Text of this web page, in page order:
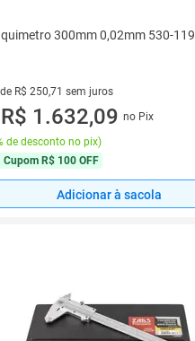
300mm 0,02mm 530-119
R$ 250,71 sem juros
de R$ 250,71 sem juros
R$ 1.632,09 no Pix
de desconto no pix)
Cupom R$ 100 OFF
Adicionar à sacola